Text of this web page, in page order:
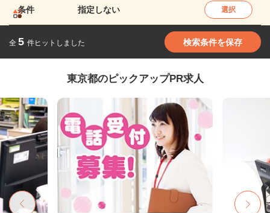
条件 指定しない 選択
全 5 件ヒットしました 検索条件を保存
東京都のピックアップPR求人